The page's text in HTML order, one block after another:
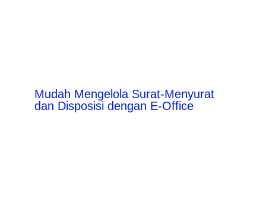
Mudah Mengelola Surat-Menyurat
dan Disposisi dengan E-Office